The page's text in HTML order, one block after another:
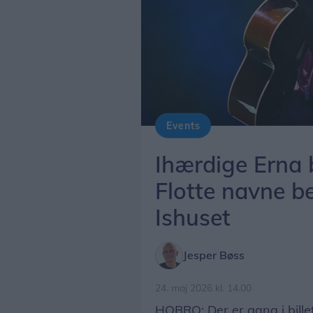
Events
Ihærdige Erna
Flotte navne
Ishuset
Jesper Bøss
24. maj 2026 kl. 14.00